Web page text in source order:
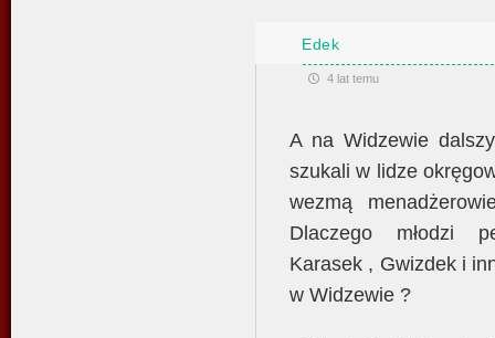
Edek
4 lat temu
A na Widzewie
szukali w lidze
wezmą
Dlaczego młodzi
Karasek , Gwizdek i
w Widzewie ?